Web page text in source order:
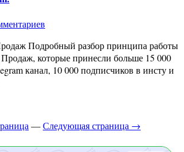
которые принесли больше 15 000
канал, 10 000 подписчиков в инсту и
—Следующая страница →